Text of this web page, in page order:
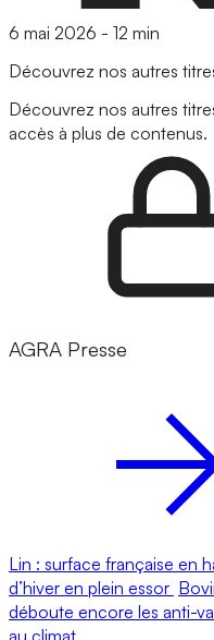
6 mai 2026 - 12 min
Découvrez nos autres
Découvrez nos autres
accès à plus de contenus.
AGRA Presse
Lin : surface française en
d’hiver en plein essor
déboute encore les anti-
au climat